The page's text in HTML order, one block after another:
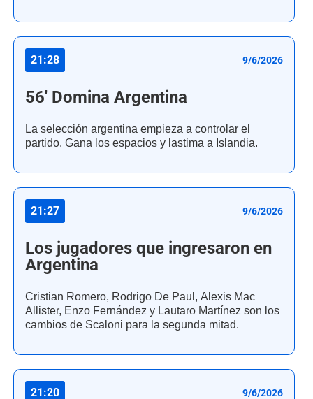
21:28 9/6/2026
56' Domina Argentina
La selección argentina empieza a controlar el
partido. Gana los espacios y lastima a Islandia.
21:27 9/6/2026
Los jugadores que ingresaron en
Argentina
Cristian Romero, Rodrigo De Paul, Alexis Mac
Allister, Enzo Fernández y Lautaro Martínez son los
cambios de Scaloni para la segunda mitad.
21:20 9/6/2026